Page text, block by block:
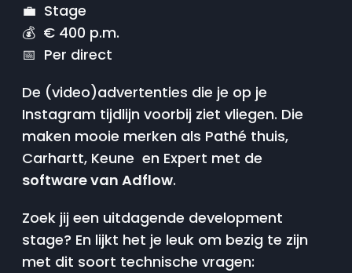
💼 Stage
💰 € 400 p.m.
📅 Per direct
De (video)advertenties die je op je
Instagram tijdlijn voorbij ziet vliegen. Die
maken mooie merken als Pathé thuis,
Carhartt, Keune en Expert met de
software van Adflow.
Zoek jij een uitdagende development
stage? En lijkt het je leuk om bezig te zijn
met dit soort technische vragen: